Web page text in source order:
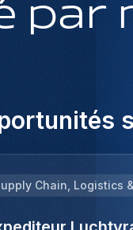
par